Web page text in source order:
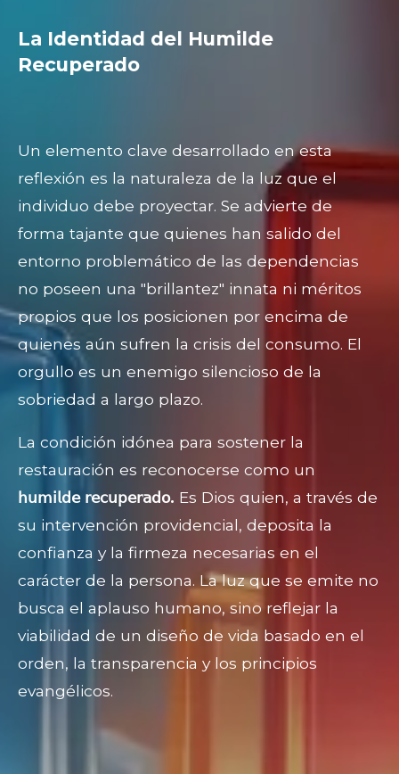
La Identidad del Humilde
Recuperado
Un elemento clave desarrollado en esta
reflexión es la naturaleza de la luz que el
individuo debe proyectar. Se advierte de
forma tajante que quienes han salido del
entorno problemático de las dependencias
no poseen una "brillantez" innata ni méritos
propios que los posicionen por encima de
quienes aún sufren la crisis del consumo. El
orgullo es un enemigo silencioso de la
sobriedad a largo plazo.
La condición idónea para sostener la
restauración es reconocerse como un
𝗁𝗎𝗆𝗂𝗅𝖽𝖾 𝗋𝖾𝖼𝗎𝗉𝖾𝗋𝖺𝖽𝗈. Es Dios quien, a través de
su intervención providencial, deposita la
confianza y la firmeza necesarias en el
carácter de la persona. La luz que se emite no
busca el aplauso humano, sino reflejar la
viabilidad de un diseño de vida basado en el
orden, la transparencia y los principios
evangélicos.